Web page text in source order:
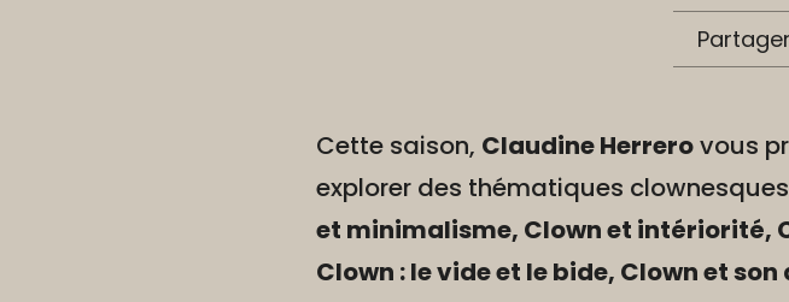
Partager
Cette saison, Claudine Herrerovous
explorer des thématiques
et minimalisme, Clown et intériorité,
Clown : le vide et le bide, Clown et